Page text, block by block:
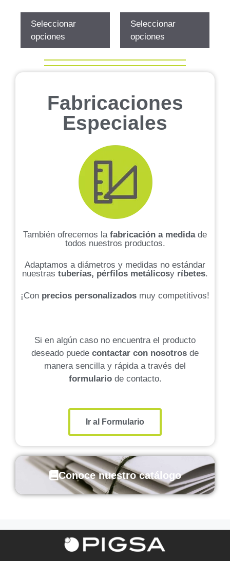
Seleccionar
opciones
Seleccionar
opciones
Fabricaciones
Especiales
También ofrecemos la fabricación a medidade
todos nuestros productos.
Adaptamos a diámetros y medidas no estándar
nuestras tuberías, pérfilos metálicosy ríbetes.
¡Con precios personalizados muy competitivos!
Si en algún caso no encuentra el producto
deseado puede contactar con nosotros de
manera sencilla y rápida a través del
formulariode contacto.
Ir al Formulario
Conoce nuestro catálogo